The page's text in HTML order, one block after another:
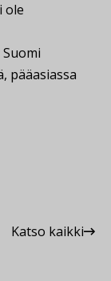
ole
pääasiassa
Katso kaikki